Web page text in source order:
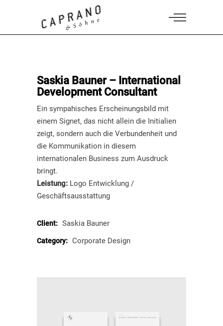
Saskia Bauner – International
Development Consultant
Ein sympahisches Erscheinungsbild mit
einem Signet, das nicht allein die Initialien
zeigt, sondern auch die Verbundenheit und
die Kommunikation in diesem
internationalen Business zum Ausdruck
bringt.
Leistung: Logo Entwicklung /
Geschäftsausstattung
Client: Saskia Bauner
Category: Corporate Design